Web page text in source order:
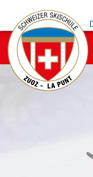
Snowli